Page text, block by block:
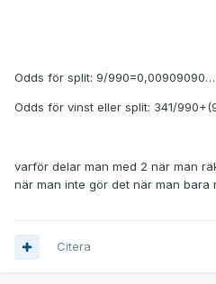
Odds för split: 9/
Odds för vinst eller split: 341/
varför delar man med 2 när man
när man inte gör det när man bara
Citera